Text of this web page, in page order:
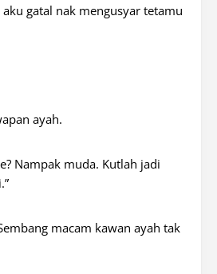
gatal nak mengusyar tetamu
ayah.
Nampak muda. Kutlah jadi
macam kawan ayah tak